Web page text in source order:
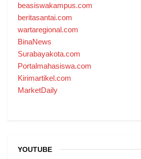
beasiswakampus.com
beritasantai.com
wartaregional.com
BinaNews
Surabayakota.com
Portalmahasiswa.com
Kirimartikel.com
MarketDaily
YOUTUBE